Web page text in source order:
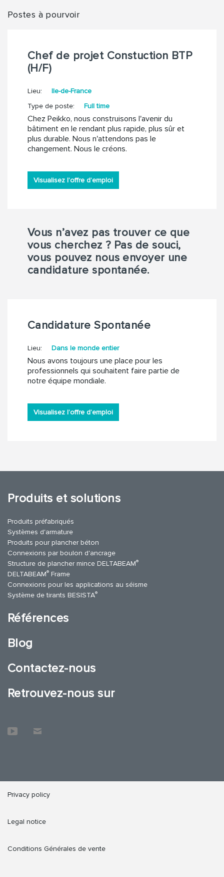
Postes à pourvoir
Chef de projet Constuction BTP
(H/F)
Lieu:
Ile-de-France
Type de poste:
Full time
Chez Peikko, nous construisons l'avenir du
bâtiment en le rendant plus rapide, plus sûr et
plus durable. Nous n'attendons pas le
changement. Nous le créons.
Visualisez l’offre d’emploi
Vous n’avez pas trouver ce que
vous cherchez ? Pas de souci,
vous pouvez nous envoyer une
candidature spontanée.
Candidature Spontanée
Lieu: Dans le monde entier
Nous avons toujours une place pour les
professionnels qui souhaitent faire partie de
notre équipe mondiale.
Visualisez l’offre d’emploi
Produits et solutions
Produits préfabriqués
Systèmes d'armature
Produits pour plancher béton
Connexions par boulon d'ancrage
Structure de plancher mince DELTABEAM®
DELTABEAM® Frame
Connexions pour les applications au séisme
Système de tirants BESISTA®
Références
Blog
Contactez-nous
Retrouvez-nous sur
Privacy policy
Legal notice
Conditions Générales de vente